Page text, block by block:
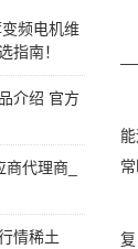
频电机维
指南！
介绍 官方
代理商_
情稀土